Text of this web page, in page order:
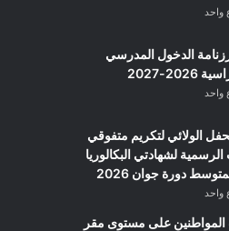
واحد
الدخول المدرسي
2027
واحد
الولائي لتكريم متفوقي
الرسمية لشهادتي البكالوريا
دورة جوان 2026
واحد
المواطنين على مستوى مقر